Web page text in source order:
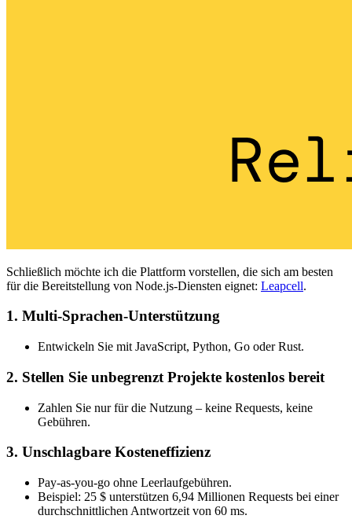
Schließlich möchte ich die Plattform vorstellen, die sich am besten
für die Bereitstellung von Node.js-Diensten eignet: Leapcell.
1. Multi-Sprachen-Unterstützung
Entwickeln Sie mit JavaScript, Python, Go oder Rust.
2. Stellen Sie unbegrenzt Projekte kostenlos bereit
Zahlen Sie nur für die Nutzung – keine Requests, keine
Gebühren.
3. Unschlagbare Kosteneffizienz
Pay-as-you-go ohne Leerlaufgebühren.
Beispiel: 25 $ unterstützen 6,94 Millionen Requests bei einer
durchschnittlichen Antwortzeit von 60 ms.